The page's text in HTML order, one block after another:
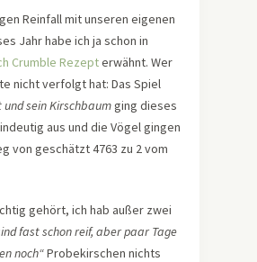
Reinfall mit unseren eigenen
Jahr habe ich ja schon in
Crumble Rezepterwähnt. Wer
nicht verfolgt hat: Das Spiel
und sein Kirschbaumging dieses
aus und die Vögel gingen
von geschätzt 4763 zu 2 vom
gehört, ich hab außer zwei
fast schon reif, aber paar Tage
noch“Probekirschen nichts